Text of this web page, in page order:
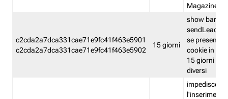
Magazine
c2cda2a7dca331cae71e9fc41f463e5901
c2cda2a7dca331cae71e9fc41f463e5902
15 giorni
show banner
sendLead
se presenti
cookie in un
15 giorni e
diversi
impedisce
l'inserimento